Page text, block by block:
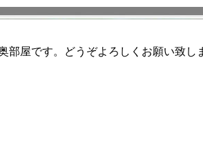
屋です。どうぞよろしくお願い致し